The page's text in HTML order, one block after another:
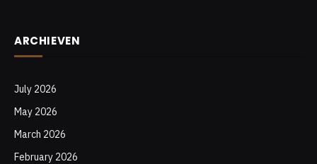
ARCHIEVEN
July 2026
May 2026
March 2026
February 2026